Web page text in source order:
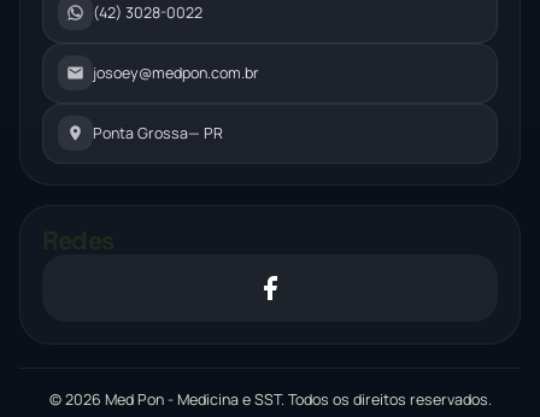
(42) 3028-0022
josoey@medpon.com.br
Ponta Grossa— PR
© 2026 Med Pon - Medicina e SST. Todos os direitos reservados.